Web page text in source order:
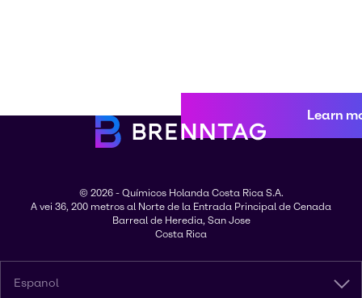
Learn
© 2026 - Químicos Holanda Costa Rica S.A.
A vei 36, 200 metros al Norte de la Entrada Principal de Cenada
Barreal de Heredia, San Jose
Costa Rica
Espanol